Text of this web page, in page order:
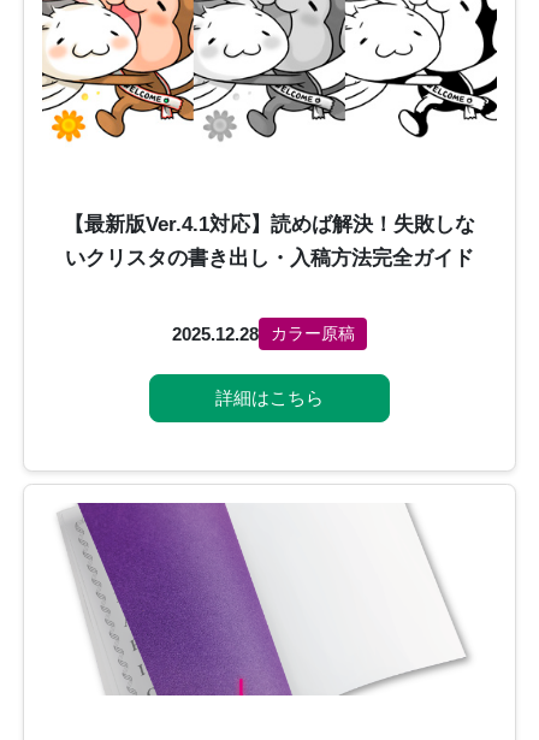
【最新版Ver.4.1対応】読めば解決！失敗しな
いクリスタの書き出し・入稿方法完全ガイド
2025.12.28 カラー原稿
詳細はこちら